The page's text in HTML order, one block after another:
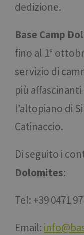
dedizione.
Base Camp
fino al 1°
servizio di
più
l’altopiano di
Catinaccio.
Di seguito i
Dolomites:
Tel: +39 0471
Email: